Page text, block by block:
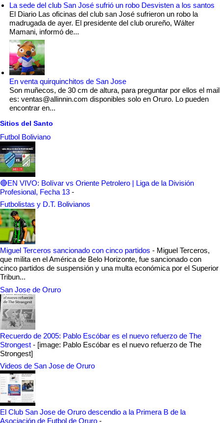
La sede del club San José sufrió un robo Desvisten a los santos
El Diario Las oficinas del club san José sufrieron un robo la
madrugada de ayer. El presidente del club orureño, Wálter
Mamani, informó de...
En venta quirquinchitos de San Jose
Son muñecos, de 30 cm de altura, para preguntar por ellos el mail
es: ventas@allinnin.com disponibles solo en Oruro. Lo pueden
encontrar en...
Sitios del Santo
Futbol Boliviano
🔴EN VIVO: Bolívar vs Oriente Petrolero | Liga de la División
Profesional, Fecha 13 -
Futbolistas y D.T. Bolivianos
Miguel Terceros sancionado con cinco partidos - Miguel Terceros,
que milita en el América de Belo Horizonte, fue sancionado con
cinco partidos de suspensión y una multa económica por el Superior
Tribun...
San Jose de Oruro
Recuerdo de 2005: Pablo Escóbar es el nuevo refuerzo de The
Strongest - [image: Pablo Escóbar es el nuevo refuerzo de The
Strongest]
Videos de San Jose de Oruro
El Club San Jose de Oruro descendio a la Primera B de la
Asociación de Futbol de Oruro -